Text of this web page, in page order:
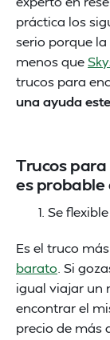
práctica los
serio porque
menos que
trucos para
una ayuda
Trucos
es probable
Se
Es el truco
barato . Si
igual viajar un
encontrar el
precio de más